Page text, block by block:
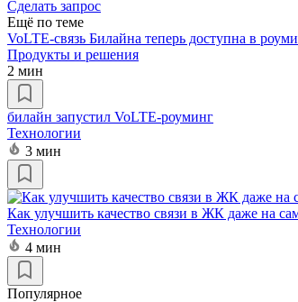
Сделать запрос
Ещё по теме
VoLTE-связь Билайна теперь доступна в
Продукты и решения
2 мин
билайн запустил VoLTE-роуминг
Технологии
3 мин
Как улучшить качество связи в ЖК даже на
Технологии
4 мин
Популярное